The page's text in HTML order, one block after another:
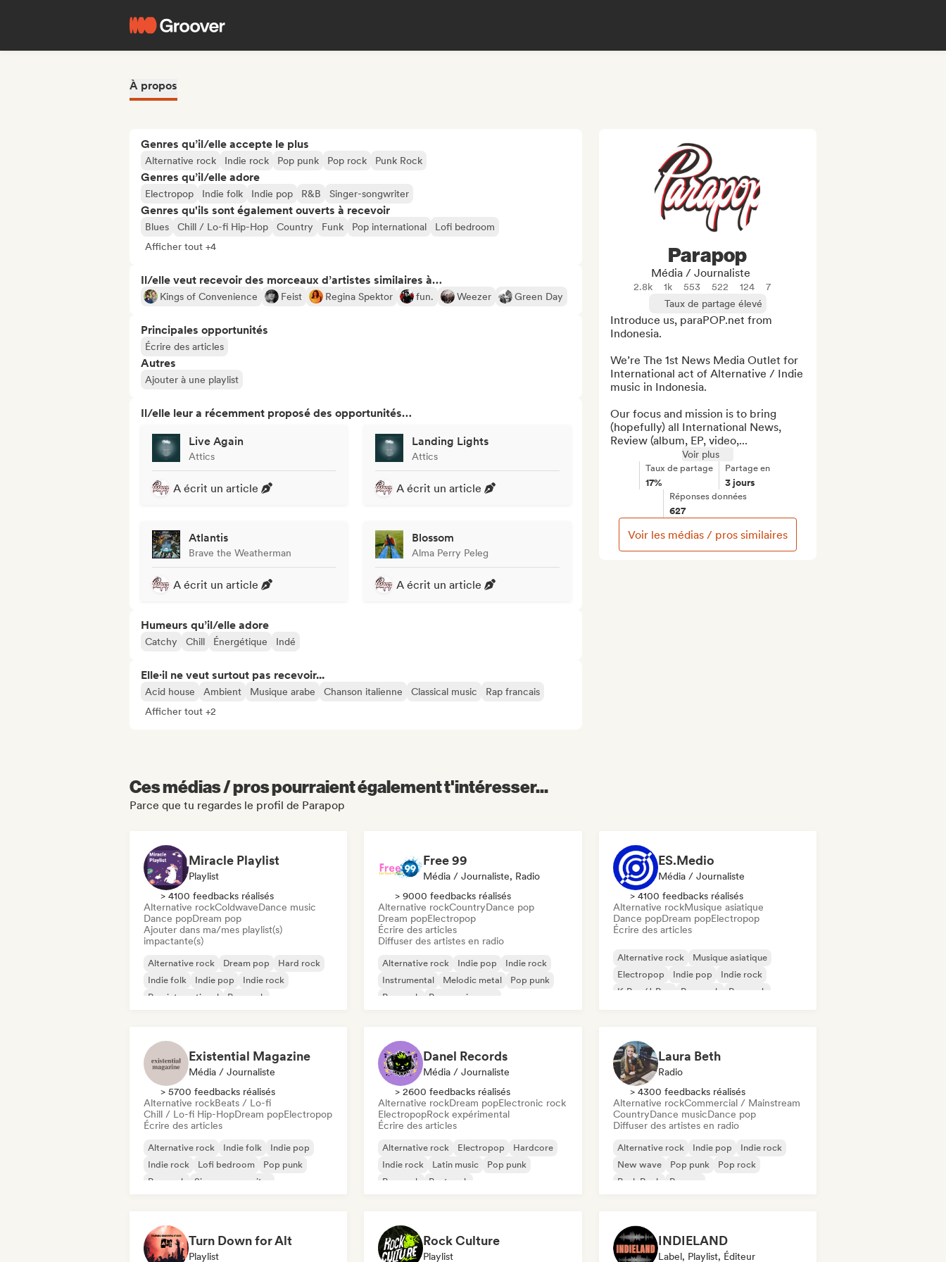
À propos
Genres qu’il/elle accepte le plus
Alternative rock Indie rock Pop punk Pop rock Punk Rock
Genres qu’il/elle adore
Electropop Indie folk Indie pop R&B Singer-songwriter
Genres qu'ils sont également ouverts à recevoir
Blues Chill / Lo-fi Hip-Hop Country Funk Pop international
Lofi bedroom
Afficher tout +4
Il/elle veut recevoir des morceaux d’artistes similaires à…
Kings of Convenience Feist Regina Spektor fun. Weezer Green Day
Principales opportunités
Écrire des articles
Autres
Ajouter à une playlist
Il/elle leur a récemment proposé des opportunités…
Live Again
Attics
A écrit un article
Landing Lights
Attics
A écrit un article
Atlantis
Brave the Weatherman
A écrit un article
Blossom
Alma Perry Peleg
A écrit un article
Humeurs qu’il/elle adore
Catchy Chill Énergétique Indé
Elle·il ne veut surtout pas recevoir...
Acid house Ambient Musique arabe Chanson italienne Classical music
Rap francais
Afficher tout +2
Parapop
Média / Journaliste
2.8k 1k 553 522 124
7
Taux de partage élevé
Introduce us, paraPOP.net from
Indonesia.
We’re The 1st News Media Outlet for
International act of Alternative / Indie
music in Indonesia.
Our focus and mission is to bring
(hopefully) all International News,
Review (album, EP, video,...
Voir plus
Taux de partage
17%
Partage en
3 jours
Réponses données
627
Voir les médias / pros similaires
Ces médias / pros pourraient également t'intéresser...
Parce que tu regardes le profil de Parapop
Miracle Playlist
Playlist
> 4100 feedbacks réalisés
Alternative rockColdwaveDance music
Dance popDream pop
Ajouter dans ma/mes playlist(s)
impactante(s)
Alternative rock Dream pop
Hard rock
Indie folk
Indie pop
Indie rock
Pop international
Pop rock
Free 99
Média / Journaliste, Radio
> 9000 feedbacks réalisés
Alternative rockCountryDance pop
Dream popElectropop
Écrire des articles
Diffuser des artistes en radio
Alternative rock Indie pop
Indie rock
Instrumental
Melodic metal
Pop punk
Pop rock
Progressive pop
ES.Medio
Média / Journaliste
> 4100 feedbacks réalisés
Alternative rockMusique asiatique
Dance popDream popElectropop
Écrire des articles
Alternative rock
Musique asiatique
Electropop
Indie pop
Indie rock
K-Pop/J-Pop
Pop punk Pop rock
Existential Magazine
Média / Journaliste
> 5700 feedbacks réalisés
Alternative rockBeats / Lo-fi
Chill / Lo-fi Hip-HopDream popElectropop
Écrire des articles
Alternative rock Indie folk
Indie pop
Indie rock
Lofi bedroom
Pop punk
Pop rock
Singer-songwriter
Danel Records
Média / Journaliste
> 2600 feedbacks réalisés
Alternative rockDream popElectronic rock
ElectropopRock expérimental
Écrire des articles
Alternative rock Electropop
Hardcore
Indie rock
Latin music
Pop punk
Pop rock
Post rock
Laura Beth
Radio
> 4300 feedbacks réalisés
Alternative rockCommercial / Mainstream
CountryDance musicDance pop
Diffuser des artistes en radio
Alternative rock Indie pop
Indie rock
New wave
Pop punk
Pop rock
Punk Rock
Reggae
Turn Down for Alt
Playlist
Rock Culture
Playlist
INDIELAND
Label, Playlist, Éditeur